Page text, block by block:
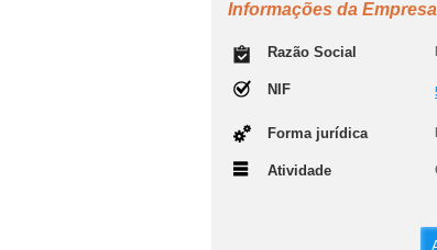
Informações da Empresa
Razão Social
NIF
Forma jurídica
Atividade